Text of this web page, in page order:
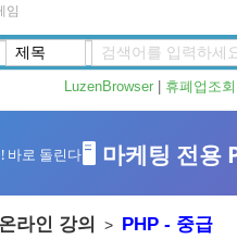
임
LuzenBrowser| 휴폐업조회
라인 강의 > PHP - 중급